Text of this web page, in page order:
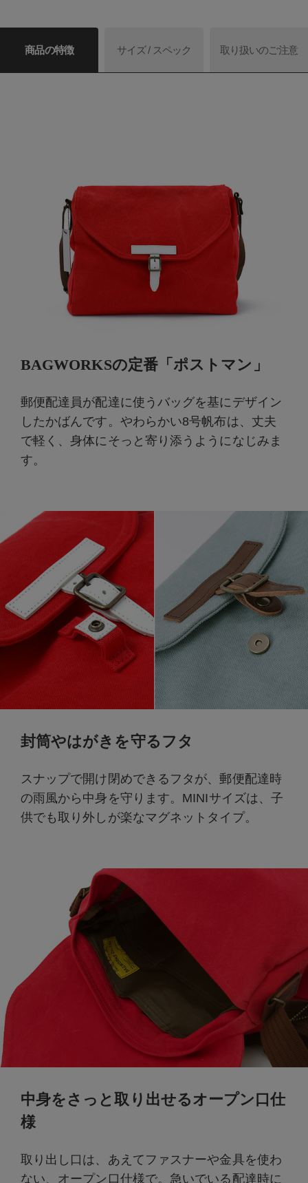
商品の特徴 サイズ / スペック 取り扱いのご注意
BAGWORKSの定番「ポストマン」
郵便配達員が配達に使うバッグを基にデザイン
したかばんです。やわらかい8号帆布は、丈夫
で軽く、身体にそっと寄り添うようになじみま
す。
封筒やはがきを守るフタ
スナップで開け閉めできるフタが、郵便配達時
の雨風から中身を守ります。MINIサイズは、子
供でも取り外しが楽なマグネットタイプ。
中身をさっと取り出せるオープン口仕
様
取り出し口は、あえてファスナーや金具を使わ
ない、オープン口仕様で。急いでいる配達時に